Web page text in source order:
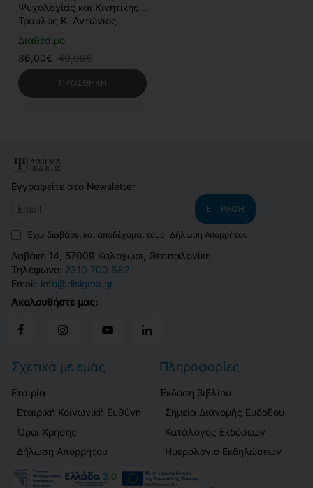
Διαθέσιμο
Ψυχολογίας και Κινητικής
Μάθησης
Τραυλός Κ. Αντώνιος
36,00€ 40,00€
ΠΡΟΣΘΉΚΗ
Εγγραφείτε στο Newsletter
ΕΓΓΡΑΦΉ
Έχω διαβάσει και αποδέχομαι τους Δήλωση Απορρήτου
Δαβάκη 14, 57009 Καλοχώρι, Θεσσαλονίκη
Τηλέφωνο: 2310 700 682
Email: info@disigma.gr
Ακολουθήστε μας:
Σχετικά με εμάς
Εταιρία
Εταιρική Κοινωνική Ευθύνη
Όροι Χρήσης
Δήλωση Απορρήτου
Ασφάλεια Συναλλαγών
Πληροφορίες
Έκδοση βιβλίου
Σημεία Διανομής Ευδόξου
Κατάλογος Εκδόσεων
Ημερολόγιο Εκδηλώσεων
Blog